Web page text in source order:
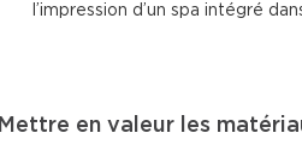
l’impression d’un spa intégré
Mettre en valeur les